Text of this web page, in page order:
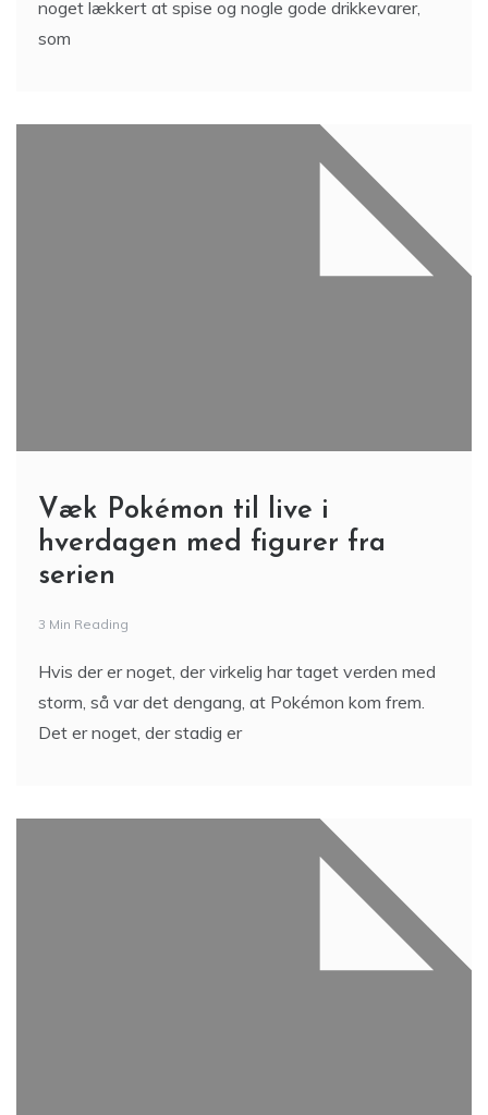
noget lækkert at spise og nogle gode drikkevarer,
som
Væk Pokémon til live i
hverdagen med figurer fra
serien
3 Min Reading
Hvis der er noget, der virkelig har taget verden med
storm, så var det dengang, at Pokémon kom frem.
Det er noget, der stadig er